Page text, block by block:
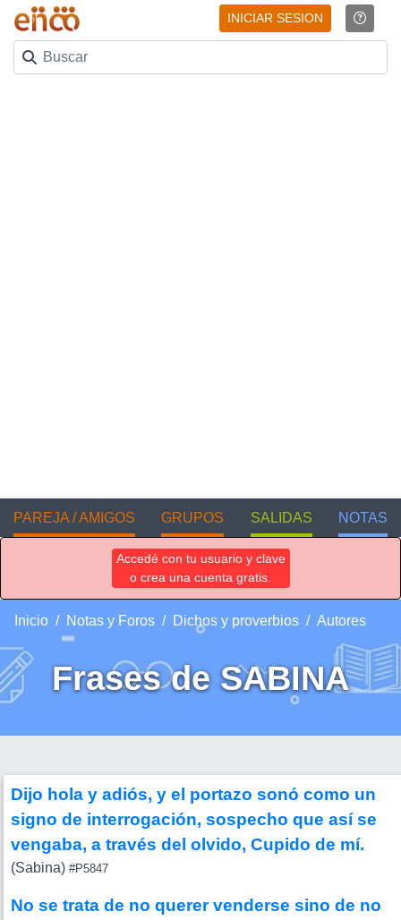
INICIAR SESION
PAREJA / AMIGOS GRUPOS SALIDAS NOTAS
Accedé con tu usuario y clave
o crea una cuenta gratis.
Inicio Notas y Foros Dichos y proverbios Autores
Frases de SABINA
Dijo hola y adiós, y el portazo sonó como un
signo de interrogación, sospecho que así se
vengaba, a través del olvido, Cupido de mí.
(Sabina) #P5847
No se trata de no querer venderse sino de no